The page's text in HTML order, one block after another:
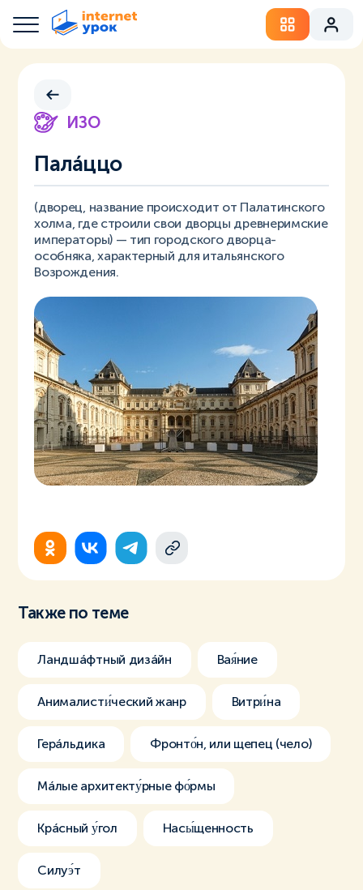
ИЗО
Палáццо
(дворец, название происходит от Палатинского
холма, где строили свои дворцы древнеримские
императоры) — тип городского дворца-
особняка, характерный для итальянского
Возрождения.
Также по теме
Ландшáфтный дизáйн Вая́ние
Анималисти́ческий жанр Витри́на
Герáльдика Фронто́н, или щепец (чело)
Мáлые архитекту́рные фо́рмы
Крáсный у́гол Насы́щенность
Силуэ́т